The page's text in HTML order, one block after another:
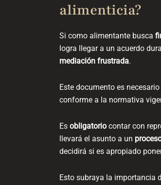
alimenticia?
Si como alimentante busca
logra llegar a un acuerdo
mediación frustrada.
Este documento es
conforme a la normativa
Es obligatorio contar con
llevará el asunto a un
decidirá si es apropiado
Esto subraya la importancia